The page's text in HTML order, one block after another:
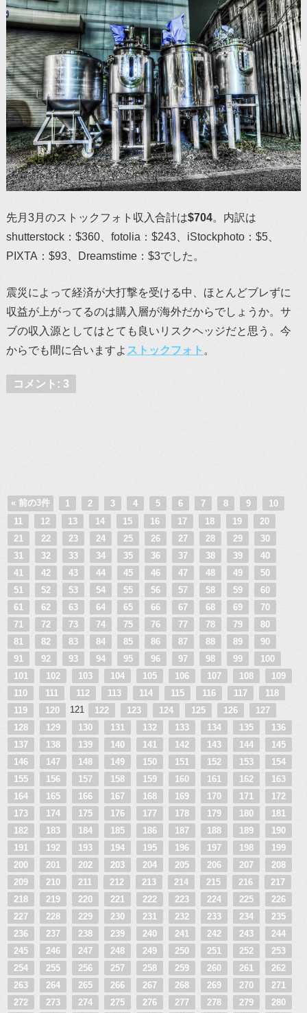
先月3月のストックフォト収入合計は$704。内訳は
shutterstock：$360、fotolia：$243、iStockphoto：$5、
PIXTA：$93、Dreamstime：$3でした。
震災によって経済が大打撃を受ける中、ほとんどブレずに
収益が上がってるのは購入層が海外だからでしょうか。サ
ブの収入源としてはとても良いリスクヘッジだと思う。今
からでも間に合いますよ ストックフォト 。
コメント: 3
« 前の3件 1 2 3 4 5 6 7 8 9
10
11
12 13 14 15 16 17 18 19
20
21
22 23 24 25 26 27 28 29
30
31
32 33 34 35 36 37 38 39
40
41
42 43 44 45 46 47 48 49
50
51
52 53 54 55 56 57 58 59
60
61
62 63 64 65 66 67 68 69
70
71
72 73 74 75 76 77 78 79
80
81
82 83 84 85 86 87 88 89
90
91
92 93 94 95 96 97 98 99
100
101
102 103 104 105 106 107 108
109
110
111 112 113 114 115 116 117
118
119
120 121 122 123 124 125 126
127
128
129 130 131 132 133 134 135
136
137
138 139 140 141 142 143 144
145
146
147 148 149 150 151 152 153
154
155
156 157 158 159 160 161 162
163
164
165 166 167 168 169 170 171
172
173
174 175 176 177 178 179 180
181
182
183 184 185 186 187 188 189
190
191
192 193 194 195 196 197 198
199
200
201 202 203 204 205 206 207
208
209
210 211 212 213 214 215 216
217
218
219 220 221 222 223 224 225
226
227
228 229 230 231 232 233 234
235
236
237 238 239 240 241 242 243
244
245
246 247 248 249 250 251 252
253
254
255 256 257 258 259 260 261
262
263
264 265 266 267 268 269 270
271
272
273 274 275 276 277 278 279
280